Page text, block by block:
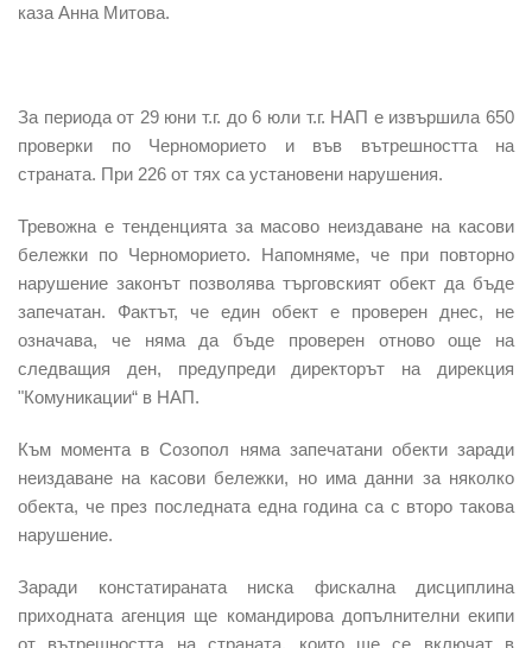
каза Анна Митова.
За периода от 29 юни т.г. до 6 юли т.г. НАП е извършила 650
проверки по Черноморието и във вътрешността на
страната. При 226 от тях са установени нарушения.
Тревожна е тенденцията за масово неиздаване на касови
бележки по Черноморието. Напомняме, че при повторно
нарушение законът позволява търговският обект да бъде
запечатан. Фактът, че един обект е проверен днес, не
означава, че няма да бъде проверен отново още на
следващия ден, предупреди директорът на дирекция
"Комуникации“ в НАП.
Към момента в Созопол няма запечатани обекти заради
неиздаване на касови бележки, но има данни за няколко
обекта, че през последната една година са с второ такова
нарушение.
Заради констатираната ниска фискална дисциплина
приходната агенция ще командирова допълнителни екипи
от вътрешността на страната, които ще се включат в